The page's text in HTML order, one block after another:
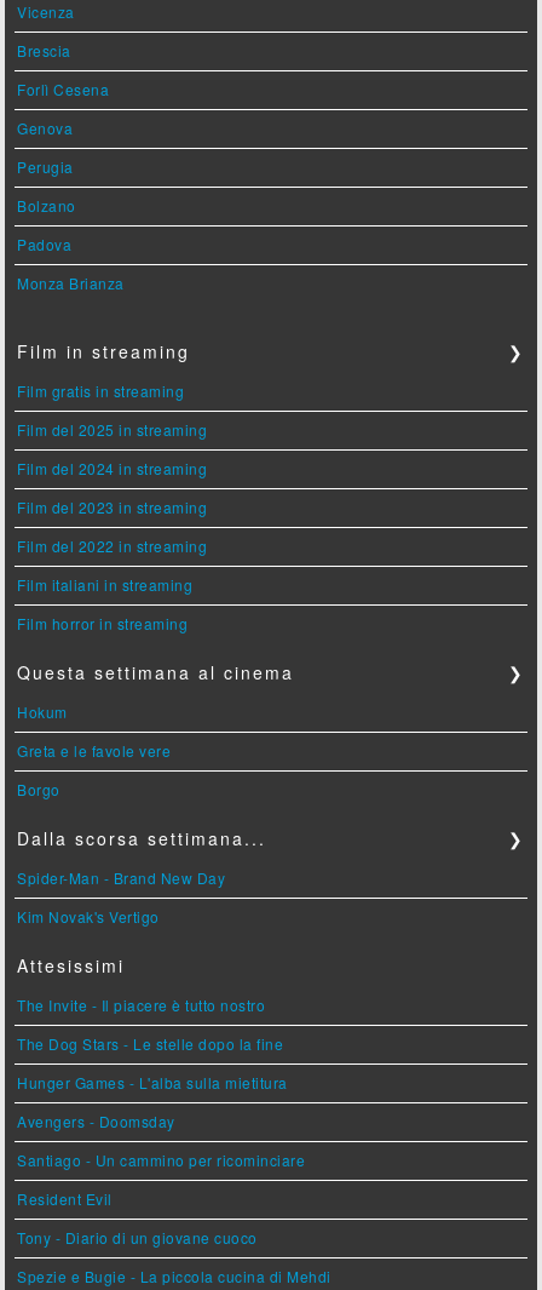
Vicenza
Brescia
Forlì Cesena
Genova
Perugia
Bolzano
Padova
Monza Brianza
Film in streaming ❯
Film gratis in streaming
Film del 2025 in streaming
Film del 2024 in streaming
Film del 2023 in streaming
Film del 2022 in streaming
Film italiani in streaming
Film horror in streaming
Questa settimana al cinema ❯
Hokum
Greta e le favole vere
Borgo
Dalla scorsa settimana... ❯
Spider-Man - Brand New Day
Kim Novak's Vertigo
Attesissimi
The Invite - Il piacere è tutto nostro
The Dog Stars - Le stelle dopo la fine
Hunger Games - L'alba sulla mietitura
Avengers - Doomsday
Santiago - Un cammino per ricominciare
Resident Evil
Tony - Diario di un giovane cuoco
Spezie e Bugie - La piccola cucina di Mehdi